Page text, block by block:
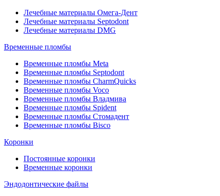
Лечебные материалы Омега-Дент
Лечебные материалы Septodont
Лечебные материалы DMG
Временные пломбы
Временные пломбы Meta
Временные пломбы Septodont
Временные пломбы CharmQuicks
Временные пломбы Voco
Временные пломбы Владмива
Временные пломбы Spident
Временные пломбы Стомадент
Временные пломбы Bisco
Коронки
Постоянные коронки
Временные коронки
Эндодонтические файлы